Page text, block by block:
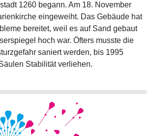
1260 begann. Am 18. November
eingeweiht. Das Gebäude hat
bereitet, weil es auf Sand gebaut
hoch war. Öfters musste die
saniert werden, bis 1995
Stabilität verliehen.